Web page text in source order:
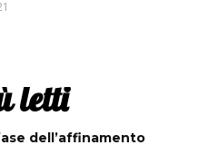
letti
dell’affinamento